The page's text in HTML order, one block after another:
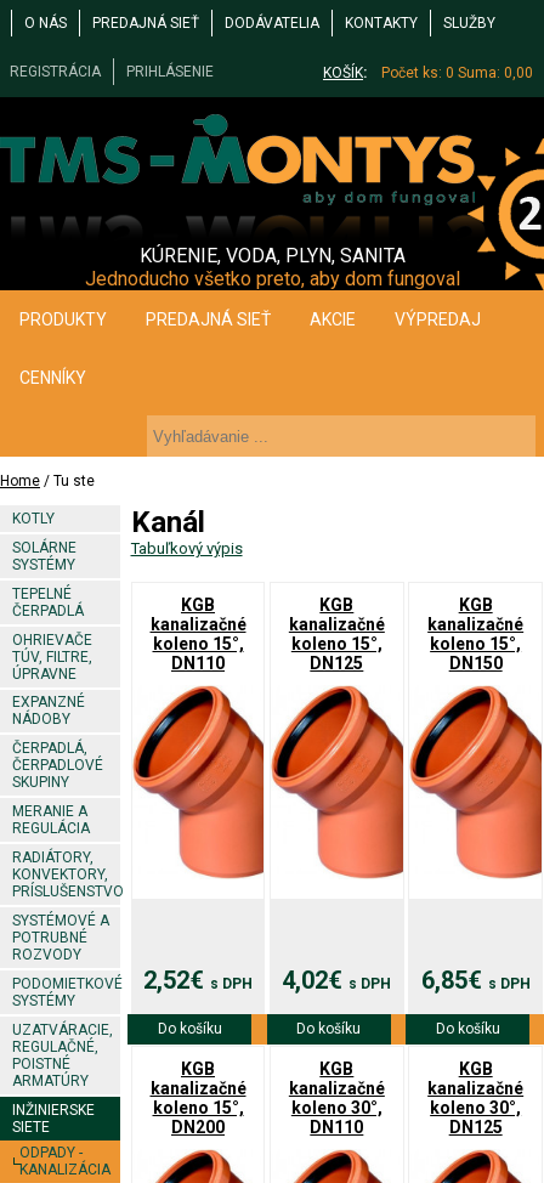
O NÁS PREDAJNÁ SIEŤ DODÁVATELIA KONTAKTY SLUŽBY
REGISTRÁCIA PRIHLÁSENIE KOŠÍK: Počet ks: 0 Suma: 0,00
KÚRENIE, VODA, PLYN, SANITA
Jednoducho všetko preto, aby dom fungoval
PRODUKTY PREDAJNÁ SIEŤ AKCIE VÝPREDAJ
CENNÍKY
Home / Tu ste
KOTLY
SOLÁRNE
SYSTÉMY
TEPELNÉ
ČERPADLÁ
OHRIEVAČE
TÚV, FILTRE,
ÚPRAVNE
EXPANZNÉ
NÁDOBY
ČERPADLÁ,
ČERPADLOVÉ
SKUPINY
MERANIE A
REGULÁCIA
RADIÁTORY,
KONVEKTORY,
PRÍSLUŠENSTVO
SYSTÉMOVÉ A
POTRUBNÉ
ROZVODY
PODOMIETKOVÉ
SYSTÉMY
UZATVÁRACIE,
REGULAČNÉ,
POISTNÉ
ARMATÚRY
INŽINIERSKE
SIETE
ODPADY -
KANALIZÁCIA
Kanál
Tabuľkový výpis
KGB
kanalizačné
koleno 15°,
DN110
2,52€ s DPH
Viac info
Do košíku
KGB
kanalizačné
koleno 15°,
DN125
4,02€ s DPH
Viac info
Do košíku
KGB
kanalizačné
koleno 15°,
DN150
6,85€ s DPH
Viac info
Do košíku
KGB
kanalizačné
koleno 15°,
DN200
KGB
kanalizačné
koleno 30°,
DN110
KGB
kanalizačné
koleno 30°,
DN125